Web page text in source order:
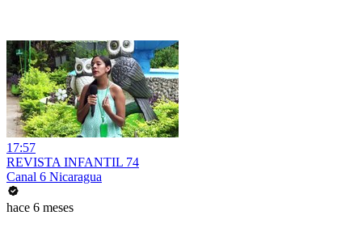
17:57
REVISTA INFANTIL 74
Canal 6 Nicaragua
hace 6 meses